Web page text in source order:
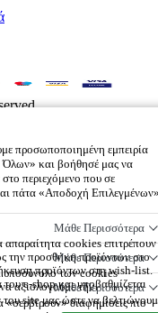
προσωποποιημένη εμπειρία
και βοήθησέ μας να
περιεχόμενο που σε
πάτα «Αποδοχή
Μάθε Περισσότερα
απαραίτητα cookies επιτρέπουν
την προσθήκη προϊόντων στο
προϊόντων στη wish-list.
e-shop και υποβαθμίζεται
Μάθε Περισσότερα
υποσύνολο των cookies
αξιολογούμε την
site μας ώστε να
Μάθε Περισσότερα
διαφημίσεις πιο